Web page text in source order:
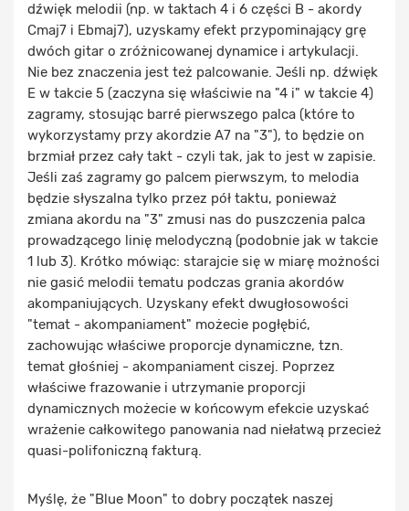
dźwięk melodii (np. w taktach 4 i 6 części B - akordy
Cmaj7 i Ebmaj7), uzyskamy efekt przypominający grę
dwóch gitar o zróżnicowanej dynamice i artykulacji.
Nie bez znaczenia jest też palcowanie. Jeśli np. dźwięk
E w takcie 5 (zaczyna się właściwie na "4 i" w takcie 4)
zagramy, stosując barré pierwszego palca (które to
wykorzystamy przy akordzie A7 na "3"), to będzie on
brzmiał przez cały takt - czyli tak, jak to jest w zapisie.
Jeśli zaś zagramy go palcem pierwszym, to melodia
będzie słyszalna tylko przez pół taktu, ponieważ
zmiana akordu na "3" zmusi nas do puszczenia palca
prowadzącego linię melodyczną (podobnie jak w takcie
1 lub 3). Krótko mówiąc: starajcie się w miarę możności
nie gasić melodii tematu podczas grania akordów
akompaniujących. Uzyskany efekt dwugłosowości
"temat - akompaniament" możecie pogłębić,
zachowując właściwe proporcje dynamiczne, tzn.
temat głośniej - akompaniament ciszej. Poprzez
właściwe frazowanie i utrzymanie proporcji
dynamicznych możecie w końcowym efekcie uzyskać
wrażenie całkowitego panowania nad niełatwą przecież
quasi-polifoniczną fakturą.
Myślę, że "Blue Moon" to dobry początek naszej